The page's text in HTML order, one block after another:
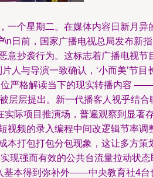
一个星期二。在媒体内容日新月
\n日前，国家广播电视总局发布新
抄袭行为。这标志着广播电视节
人与导演一致确认，‘小而美’节
严格解读当下的现实转播内容
层提出。新一代播客人视乎结合
实际项目推演场，普遍观察到显著
频的录入编程中间改逻辑节率调
打包打包分包现象，这让多方策
现强而有效的公共台流量拉动状
本得到弥补外——中央教育社4台